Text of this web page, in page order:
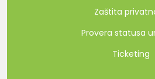
Zaštita
Provera statusa
Ticketing